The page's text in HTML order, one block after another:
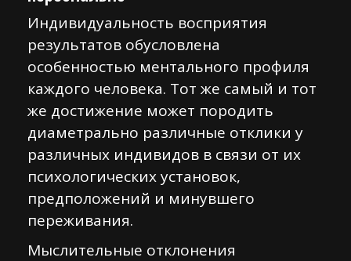
Индивидуальность восприятия
результатов обусловлена
особенностью ментального профиля
каждого человека. Тот же самый и тот
же достижение может породить
диаметрально различные отклики у
различных индивидов в связи от их
психологических установок,
предположений и минувшего
переживания.
Мыслительные отклонения